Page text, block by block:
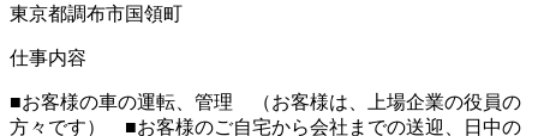
東京都調布市国領町
仕事内容
■お客様の車の運転、管理 （お客様は、上場企業の役員の
方々です） ■お客様のご自宅から会社までの送迎、日中の